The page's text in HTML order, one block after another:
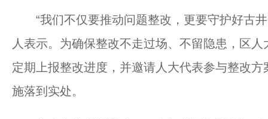
“我们不仅要推动问题整改，更要守护好古井
人表示。为确保整改不走过场、不留隐患，区
定期上报整改进度，并邀请人大代表参与整改
施落到实处。